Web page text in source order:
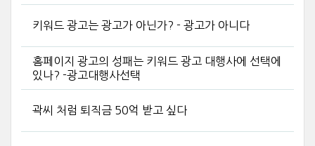
키워드 광고는 광고가 아닌가? - 광고가 아니다
홈페이지 광고의 성패는 키워드 광고 대행사에 선택에
있나? -광고대행사선택
곽씨 처럼 퇴직금 50억 받고 싶다